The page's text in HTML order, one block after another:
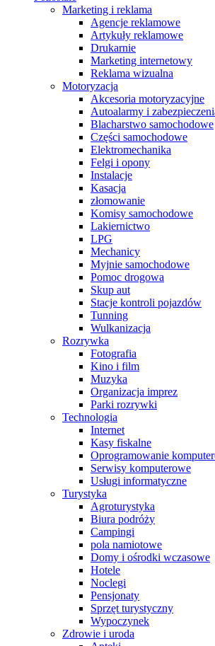
Marketing i reklama
Agencje reklamowe
Artykuły reklamowe
Drukarnie
Marketing internetowy
Reklama wizualna
Motoryzacja
Akcesoria motoryzacyjne
Autoalarmy i
Blacharstwo samochodowe
Części samochodowe
Elektromechanika
Felgi i opony
Instalacje
Kasacja
złomowanie
Komisy samochodowe
Lakiernictwo
LPG
Mechanicy
Myjnie samochodowe
Pomoc drogowa
Skup aut
Stacje kontroli pojazdów
Tunning
Wulkanizacja
Rozrywka
Fotografia
Kino i film
Muzyka
Organizacja imprez
Parki rozrywki
Technologia
Internet
Kasy fiskalne
Oprogramowanie
Serwisy komputerowe
Usługi informatyczne
Turystyka
Agroturystyka
Biura podróży
Campingi
pola namiotowe
Domy i ośrodki wczasowe
Hotele
Noclegi
Pensjonaty
Sprzęt turystyczny
Wypoczynek
Zdrowie i uroda